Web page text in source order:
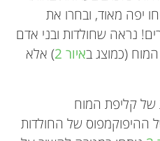
יפה מאוד, ובחרו את
ב־85% מהמקרים! נראה שחולדות ובני אדם
(כמוצג באיור 2 ) אלא
של קליפת המוח
של החולדות